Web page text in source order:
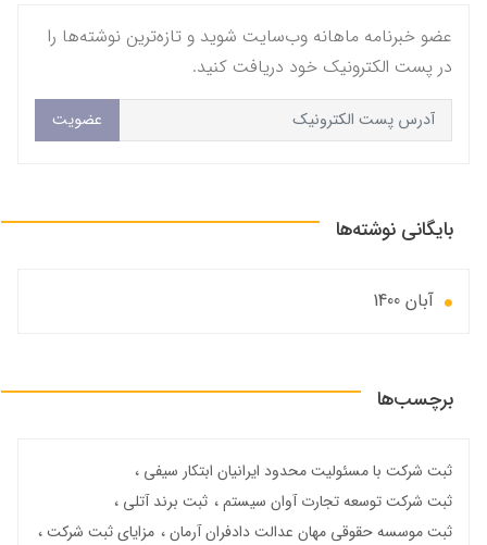
عضو خبرنامه ماهانه وب‌سایت شوید و تازه‌ترین نوشته‌ها را
در پست الکترونیک خود دریافت کنید.
عضویت
بایگانی نوشته‌ها
آبان 1400
برچسب‌ها
ثبت شرکت با مسئولیت محدود ایرانیان ابتکار سیفی
ثبت شرکت توسعه تجارت آوان سیستم
ثبت برند آتلی
ثبت موسسه حقوقی مهان عدالت دادفران آرمان
مزایای ثبت شرکت